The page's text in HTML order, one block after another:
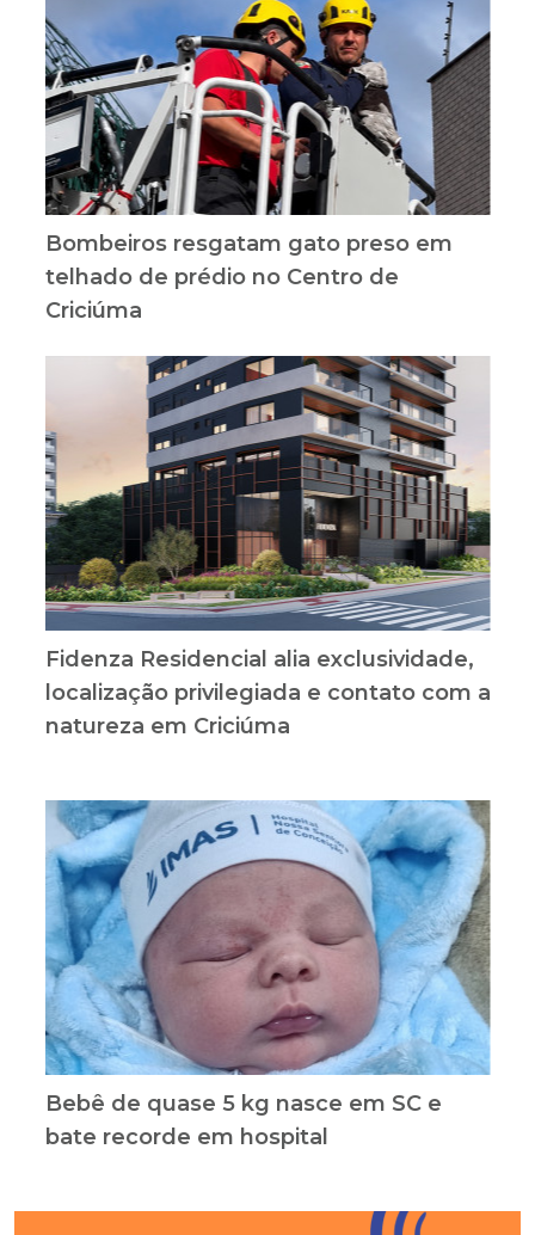
Bombeiros resgatam gato preso em
telhado de prédio no Centro de
Criciúma
Fidenza Residencial alia exclusividade,
localização privilegiada e contato com a
natureza em Criciúma
Bebê de quase 5 kg nasce em SC e
bate recorde em hospital